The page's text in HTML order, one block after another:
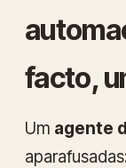
facto,
Um agente